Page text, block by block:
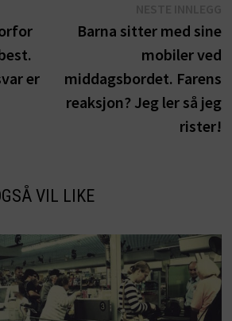
er
Barna sitter med sine
mobiler ved
middagsbordet. Farens
reaksjon? Jeg ler så jeg
rister!
VIL LIKE